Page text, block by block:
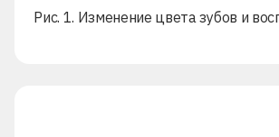
Рис. 1. Изменение цвета зубов и